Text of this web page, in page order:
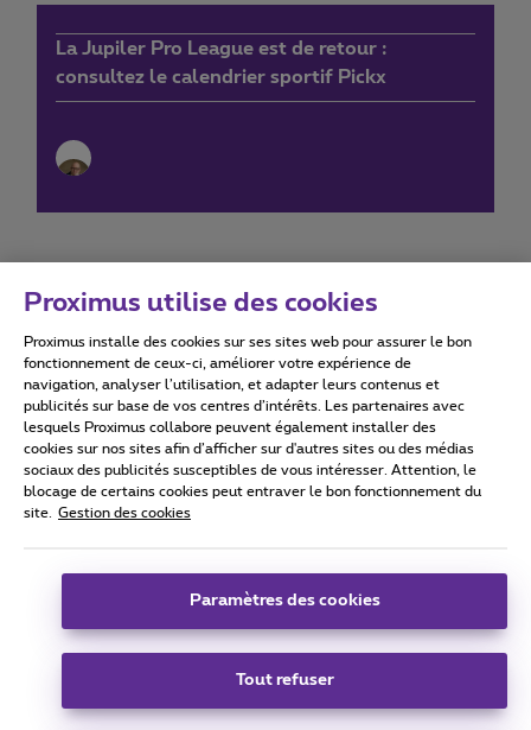
La Jupiler Pro League est de retour :
consultez le calendrier sportif Pickx
Conditions d'utilisation Accessibility statement
Tous droits réservés. © 2026 Proximus
Conditions générales, info consommateur
Coordonnées de l’entreprise
Boulevard du Roi Albert II 27 - B-1030 Bruxelles.
Proximus utilise des cookies
Proximus installe des cookies sur ses sites web pour assurer le bon
fonctionnement de ceux-ci, améliorer votre expérience de
navigation, analyser l’utilisation, et adapter leurs contenus et
publicités sur base de vos centres d’intérêts. Les partenaires avec
lesquels Proximus collabore peuvent également installer des
cookies sur nos sites afin d’afficher sur d'autres sites ou des médias
sociaux des publicités susceptibles de vous intéresser. Attention, le
blocage de certains cookies peut entraver le bon fonctionnement du
site.
Gestion des cookies
Paramètres des cookies
Tout refuser